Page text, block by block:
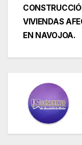
VIVIENDAS
EN NAVOJOA.